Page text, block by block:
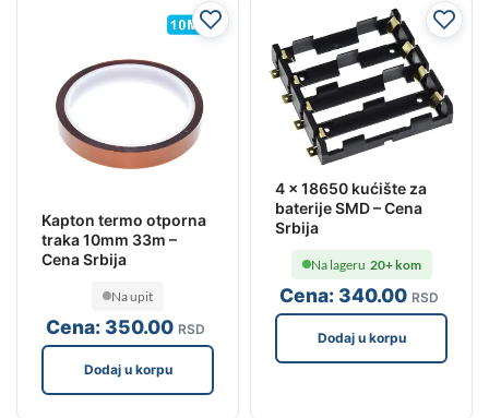
Kapton termo otporna
traka 10mm 33m –
Cena Srbija
Cena:350.00 RSD
Na upit
Dodaj u korpu
4 x 18650 kućište za
baterije SMD – Cena
Srbija
Cena:340.00 RSD
Na lageru 20+ kom
Dodaj u korpu